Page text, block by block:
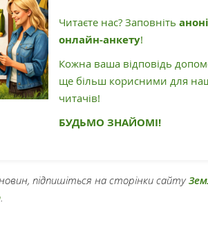
Читаєте нас? Заповніть
онлайн-анкету!
Кожна ваша відповідь
ще більш корисними для
читачів!
БУДЬМО ЗНАЙОМІ!
підпишіться на сторінки сайту
.